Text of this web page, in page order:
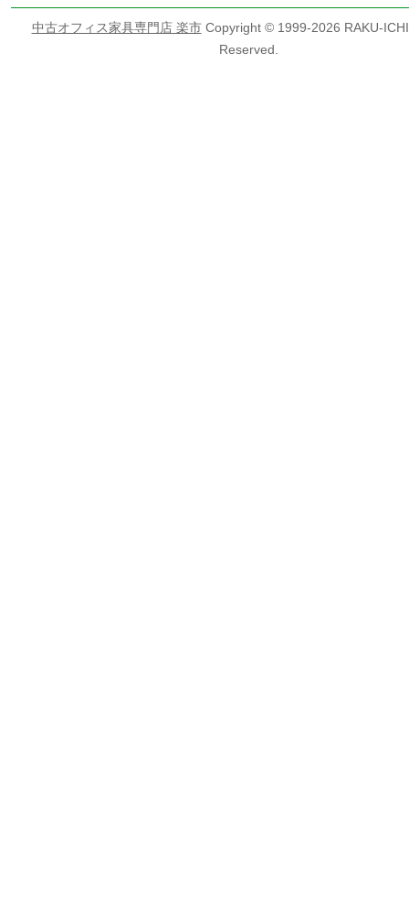
中古オフィス家具専門店 楽市Copyright © 1999-2026 RAKU-
Reserved.